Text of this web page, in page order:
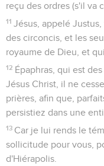
reçu des ordres (s'il va
11 Jésus, appelé
des circoncis, et les
royaume de Dieu, et
12 Épaphras, qui est
Jésus Christ, il ne
prières, afin que,
persistiez dans une
13 Car je lui rends le
sollicitude pour vous,
d'Hiérapolis.